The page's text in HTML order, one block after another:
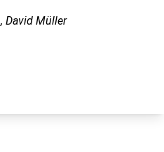
David Müller